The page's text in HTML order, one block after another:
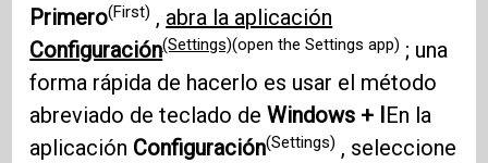
Primero(First) , abra la aplicación
Configuración(Settings)(open the Settings app) ; una
forma rápida de hacerlo es usar el método
abreviado de teclado deWindows + IEn la
aplicación Configuración(Settings) , seleccione